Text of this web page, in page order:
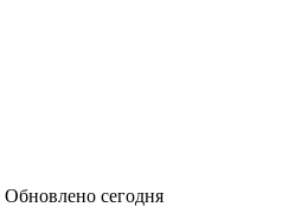
Обновлено сегодня